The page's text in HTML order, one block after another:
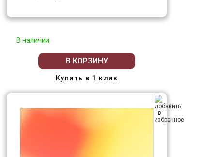
В наличии
В КОРЗИНУ
Купить в 1 клик